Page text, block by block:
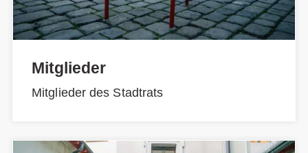
Mitglieder
Mitglieder des Stadtrats